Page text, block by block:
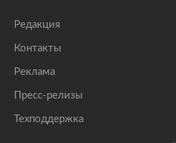
Редакция
Контакты
Реклама
Пресс-релизы
Техподдержка